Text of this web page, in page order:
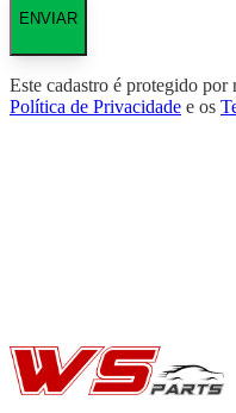
ENVIAR
Este cadastro é protegido
Política de Privacidade e os